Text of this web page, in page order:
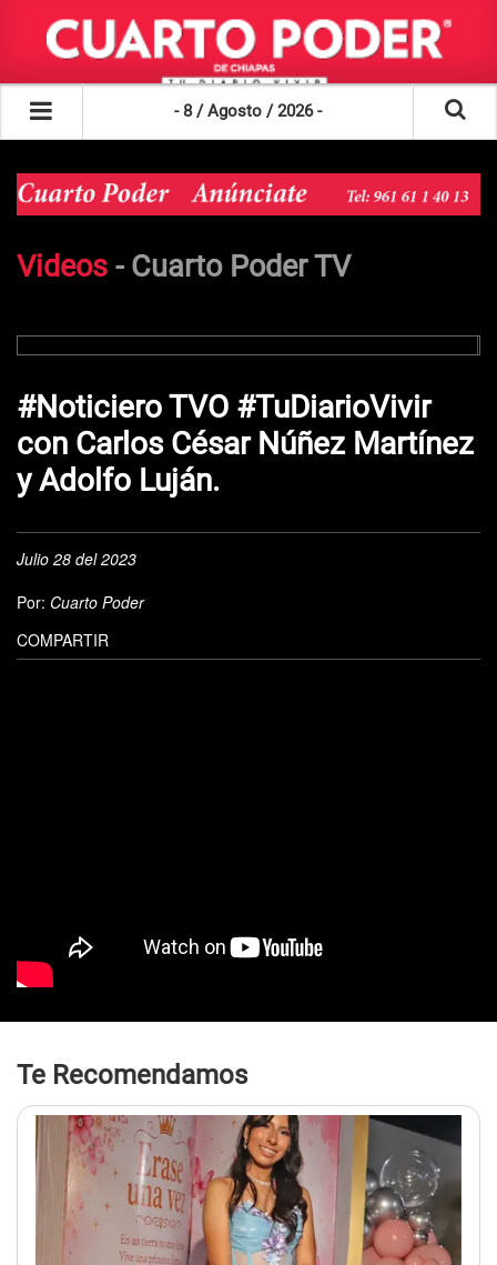
- 8 / Agosto / 2026 -
Videos - Cuarto Poder TV
#Noticiero TVO #TuDiarioVivir
con Carlos César Núñez Martínez
y Adolfo Luján.
Julio 28 del 2023
Por: Cuarto Poder
COMPARTIR
Te Recomendamos